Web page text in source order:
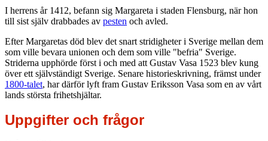
I herrens år 1412, befann sig Margareta i staden Flensburg, när hon
till sist själv drabbades av pesten och avled.
Efter Margaretas död blev det snart stridigheter i Sverige mellan dem
som ville bevara unionen och dem som ville "befria" Sverige.
Striderna upphörde först i och med att Gustav Vasa 1523 blev kung
över ett självständigt Sverige. Senare historieskrivning, främst under
1800-talet, har därför lyft fram Gustav Eriksson Vasa som en av vårt
lands största frihetshjältar.
Uppgifter och frågor